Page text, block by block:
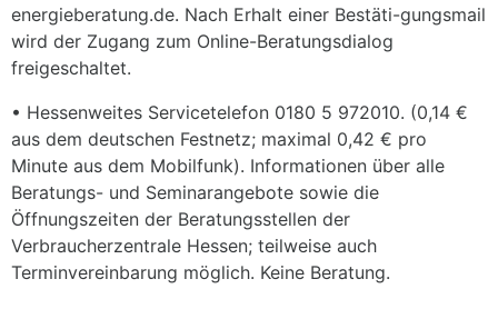
energieberatung.de. Nach Erhalt einer Bestäti-gungsmail
wird der Zugang zum Online-Beratungsdialog
freigeschaltet.
• Hessenweites Servicetelefon 0180 5 972010. (0,14 €
aus dem deutschen Festnetz; maximal 0,42 € pro
Minute aus dem Mobilfunk). Informationen über alle
Beratungs- und Seminarangebote sowie die
Öffnungszeiten der Beratungsstellen der
Verbraucherzentrale Hessen; teilweise auch
Terminvereinbarung möglich. Keine Beratung.